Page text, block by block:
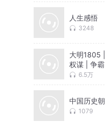
人生感悟
3248
大明1805 |
权谋 | 争
6.5万
中国历史
1079